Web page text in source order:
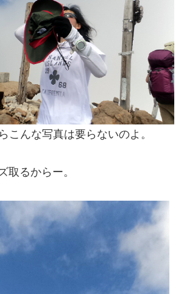
こんな写真は要らないのよ。
取るからー。